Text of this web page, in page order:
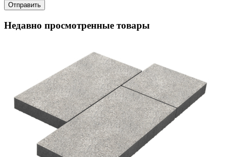
Недавно просмотренные товары